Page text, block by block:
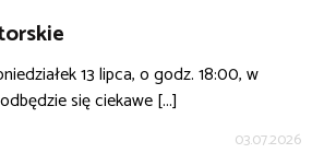
13 lipca, o godz. 18:00, w
się ciekawe [...]
03.07.2026